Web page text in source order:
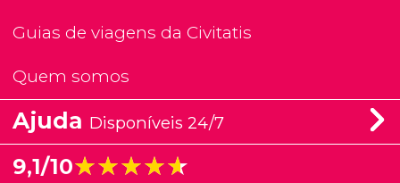
Guias de viagens da Civitatis
Quem somos
Ajuda Disponíveis 24/7
9,1/10★★★★★
★★★★★